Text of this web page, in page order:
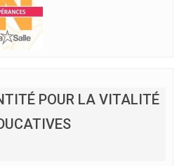
POUR LA VITALITÉ